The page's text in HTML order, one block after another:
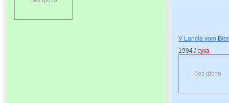
V Lancia vom
1994 /сука
без фото